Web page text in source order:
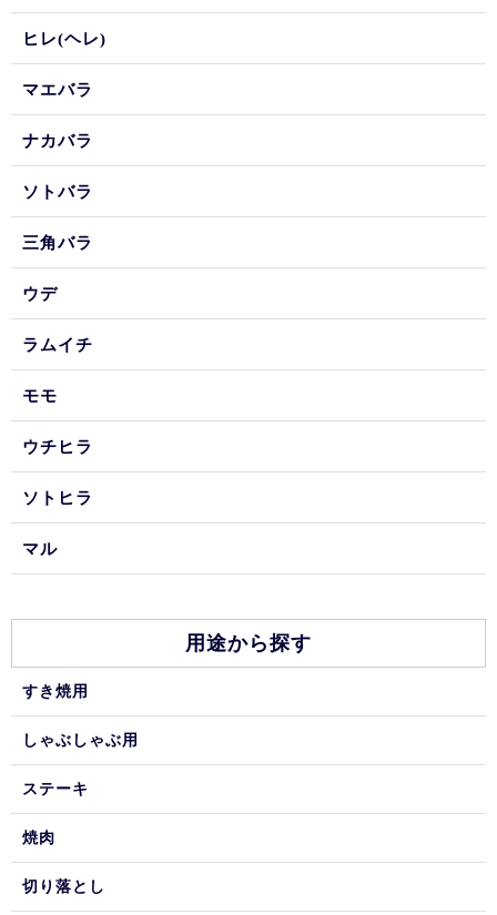
ヒレ(ヘレ)
マエバラ
ナカバラ
ソトバラ
三角バラ
ウデ
ラムイチ
モモ
ウチヒラ
ソトヒラ
マル
用途から探す
すき焼用
しゃぶしゃぶ用
ステーキ
焼肉
切り落とし